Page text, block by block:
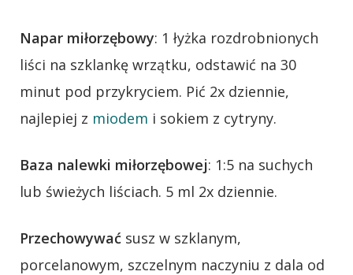
Napar miłorzębowy: 1 łyżka rozdrobnionych
liści na szklankę wrzątku, odstawić na 30
minut pod przykryciem. Pić 2x dziennie,
najlepiej z miodem i sokiem z cytryny.
Baza nalewki miłorzębowej: 1:5 na suchych
lub świeżych liściach. 5 ml 2x dziennie.
Przechowywać susz w szklanym,
porcelanowym, szczelnym naczyniu z dala od